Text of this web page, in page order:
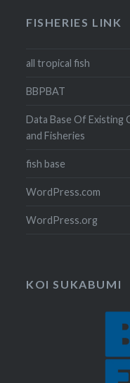
FISHERIES LINK
all tropical fish
BBPBAT
Data Base Of Existing
and Fisheries
fish base
WordPress.com
WordPress.org
KOI SUKABUMI